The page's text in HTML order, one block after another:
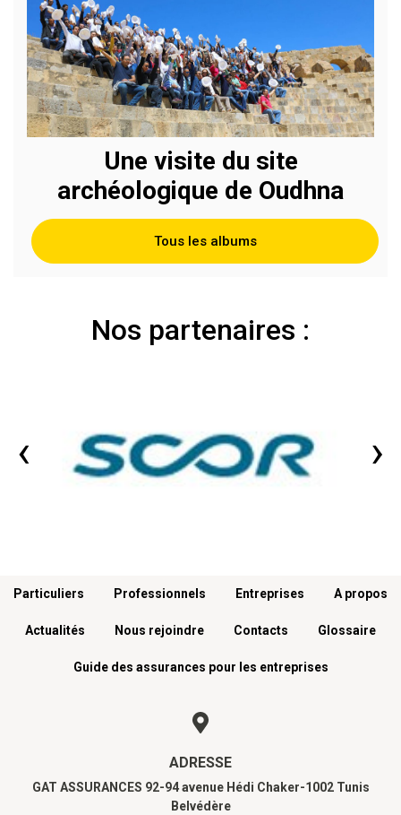
Une visite du site
archéologique de Oudhna
Tous les albums
Nos partenaires :
‹ ›
Menu footer
Particuliers Professionnels Entreprises A propos
Actualités Nous rejoindre Contacts Glossaire
Guide des assurances pour les entreprises
ADRESSE
GAT ASSURANCES 92-94 avenue Hédi Chaker-1002 Tunis
Belvédère